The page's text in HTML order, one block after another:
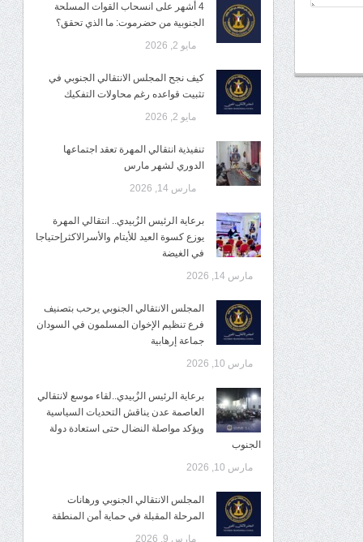
4 أشهر على انسحاب القوات المسلحة
الجنوبية من حضرموت: ما الذي تحقق؟
مايو 2, 2026
كيف نجح المجلس الانتقالي الجنوبي في
تثبيت قواعده رغم محاولات التفكيك
مايو 2, 2026
تنفيذية انتقالي المهرة تعقد اجتماعها
الدوري لشهر مارس
مارس 14, 2026
برعاية الرئيس الزُبيدي.. انتقالي المهرة
يوزع كسوة العيد للأيتام والأسرالاكثرإحتياجا
في الغيضة
مارس 14, 2026
المجلس الانتقالي الجنوبي يرحب بتصنيف
فرع تنظيم الإخوان المسلمون في السودان
جماعة إرهابية
مارس 10, 2026
برعاية الرئيس الزُبيدي..لقاء موسع لانتقالي
العاصمة عدن يناقش التحديات السياسية
ويؤكد مواصلة النضال حتى استعادة دولة
الجنوب
مارس 10, 2026
المجلس الانتقالي الجنوبي ورهانات
المرحلة المقبلة في حماية أمن المنطقة
مارس 9, 2026